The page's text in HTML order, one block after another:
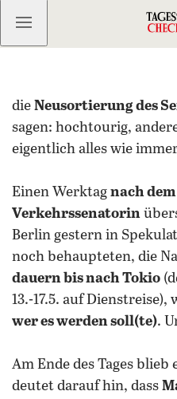
Kostenlos anmelden
die Neusortierung des
sagen: hochtourig,
eigentlich alles wie
Einen Werktag nach
Verkehrssenatorin
Berlin gestern in
noch behaupteten, die
dauern bis nach Tokio
13.-17.5. auf
wer es werden soll(te).
Am Ende des Tages
deutet darauf hin, dass